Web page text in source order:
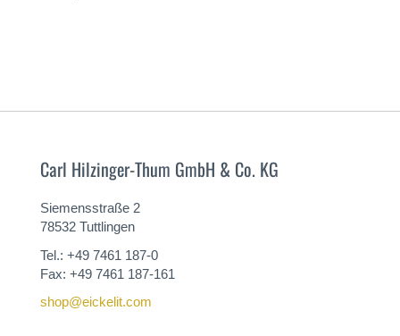
Carl Hilzinger-Thum GmbH & Co. KG
Siemensstraße 2
78532 Tuttlingen
Tel.: +49 7461 187-0
Fax: +49 7461 187-161
shop@eickelit.com